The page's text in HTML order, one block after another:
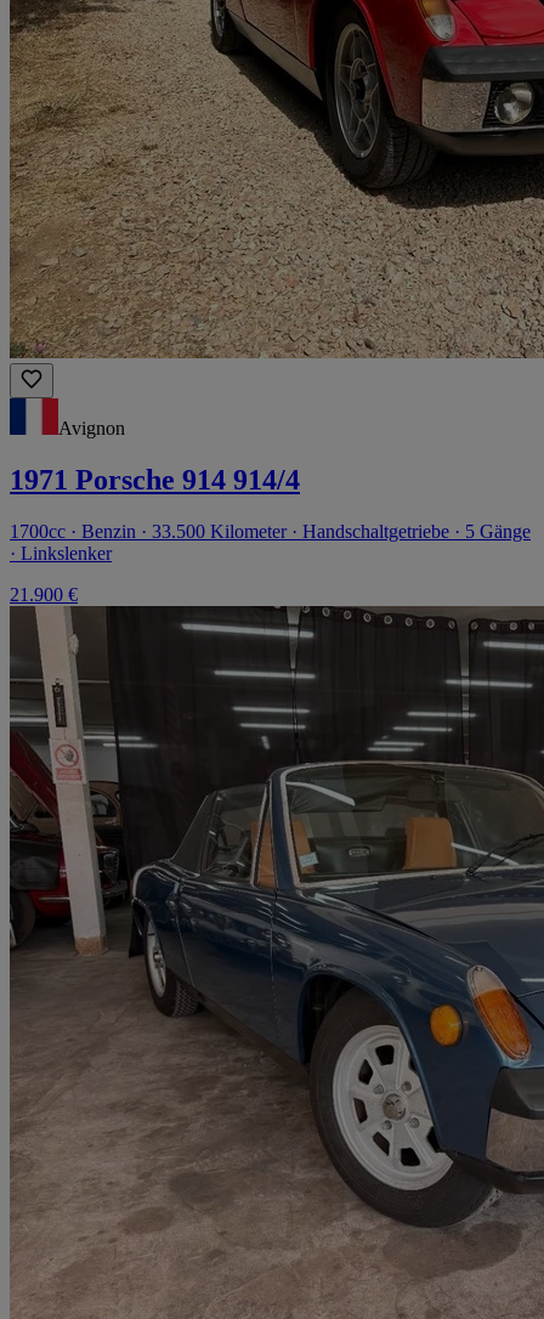
Avignon
1971 Porsche 914 914/4
1700cc · Benzin · 33.500 Kilometer · Handschaltgetriebe · 5 Gänge
· Linkslenker
21.900 €